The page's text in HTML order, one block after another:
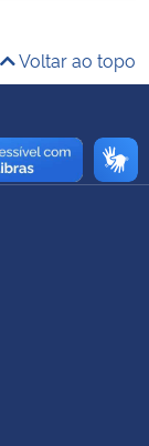
Voltar ao topo